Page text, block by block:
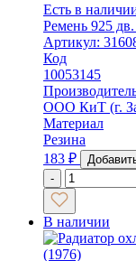
Есть в
Ремень 925
Артикул:
Код
10053145
ООО КиТ (г.
Материал
Резина
183 ₽
-
В наличии